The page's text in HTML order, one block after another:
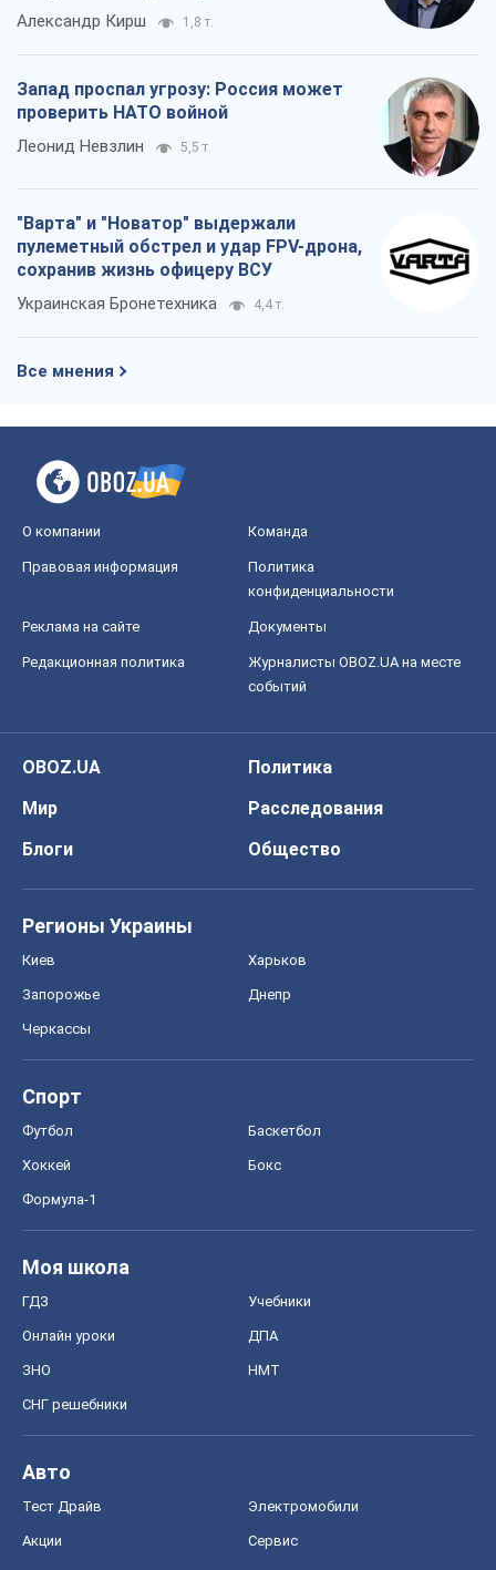
Александр Кирш 1,8 т.
Запад проспал угрозу: Россия может
проверить НАТО войной
Леонид Невзлин 5,5 т.
"Варта" и "Новатор" выдержали
пулеметный обстрел и удар FPV-дрона,
сохранив жизнь офицеру ВСУ
Украинская Бронетехника 4,4 т.
Все мнения
О компании Команда
Правовая информация
Политика
конфиденциальности
Реклама на сайте Документы
Редакционная политика
Журналисты OBOZ.UA на месте
событий
OBOZ.UA
Политика
Мир
Расследования
Блоги
Общество
Регионы Украины
Киев Харьков
Запорожье Днепр
Черкассы
Спорт
Футбол Баскетбол
Хоккей Бокс
Формула-1
Моя школа
ГДЗ Учебники
Онлайн уроки ДПА
ЗНО НМТ
СНГ решебники
Авто
Тест Драйв Электромобили
Акции Сервис